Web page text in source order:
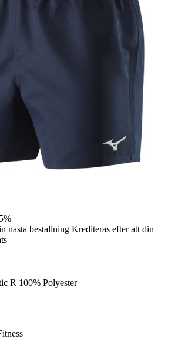
nasta bestallning Krediteras efter att din
R 100% Polyester